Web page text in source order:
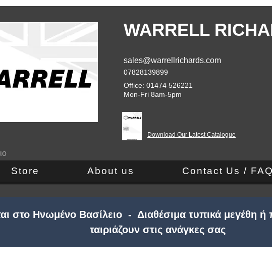
WARRELL
sales@warrellrichards.com
07828139899
Office: 01474 526221
Mon-Fri 8am-5pm
Download Our Latest Catalogue
Store About us Contact Us / FAQ
στο Ηνωμένο Βασίλειο - Διαθέσιμα τυπικά μεγέθη
ταιριάζουν στις ανάγκες σας